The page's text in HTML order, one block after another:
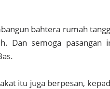
bahtera rumah
Dan semoga pasangan
itu juga berpesan,